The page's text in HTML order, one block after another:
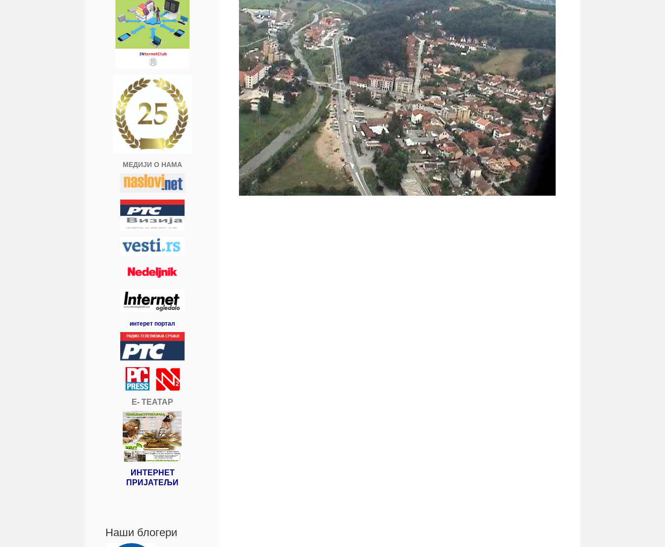
МЕДИЈИ О НАМА
интерет портал
Е- ТЕАТАР
ИНТЕРНЕТ
ПРИЈАТЕЉИ
Наши блогери